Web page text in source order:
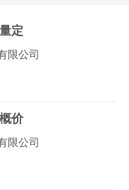
定
限公司
价
限公司